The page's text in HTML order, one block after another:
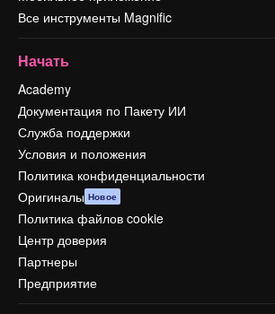
Все инструменты Magnific
Начать
Academy
Документация по Пакету ИИ
Служба поддержки
Условия и положения
Политика конфиденциальности
Оригиналы Новое
Политика файлов cookie
Центр доверия
Партнеры
Предприятие